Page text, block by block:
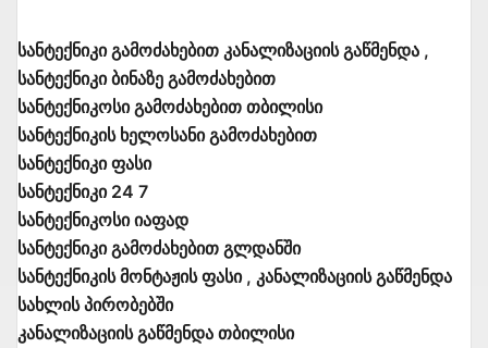
სანტექნიკი გამოძახებით კანალიზაციის გაწმენდა ,
სანტექნიკი ბინაზე გამოძახებით
სანტექნიკოსი გამოძახებით თბილისი
სანტექნიკის ხელოსანი გამოძახებით
სანტექნიკი ფასი
სანტექნიკი 24 7
სანტექნიკოსი იაფად
სანტექნიკი გამოძახებით გლდანში
სანტექნიკის მონტაჟის ფასი , კანალიზაციის გაწმენდა
სახლის პირობებში
კანალიზაციის გაწმენდა თბილისი